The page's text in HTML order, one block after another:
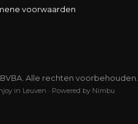
voorwaarden
Alle rechten voorbehouden.
in Leuven · Powered by Nimbu